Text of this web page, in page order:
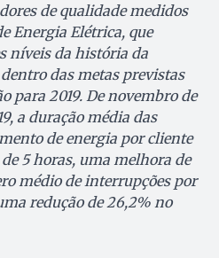
de qualidade medidos
Energia Elétrica, que
níveis da história da
das metas previstas
para 2019. De novembro de
a duração média das
de energia por cliente
5 horas, uma melhora de
médio de interrupções por
redução de 26,2% no